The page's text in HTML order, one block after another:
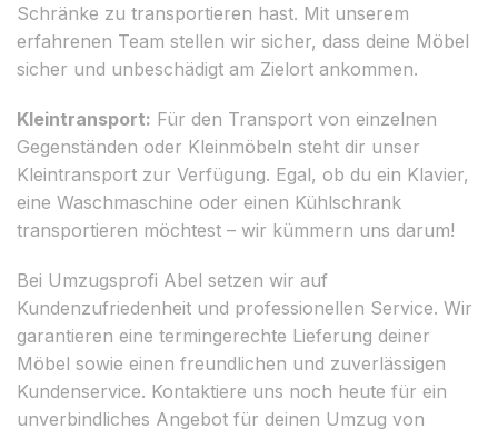
Schränke zu transportieren hast. Mit unserem
erfahrenen Team stellen wir sicher, dass deine Möbel
sicher und unbeschädigt am Zielort ankommen.
Kleintransport: Für den Transport von einzelnen
Gegenständen oder Kleinmöbeln steht dir unser
Kleintransport zur Verfügung. Egal, ob du ein Klavier,
eine Waschmaschine oder einen Kühlschrank
transportieren möchtest – wir kümmern uns darum!
Bei Umzugsprofi Abel setzen wir auf
Kundenzufriedenheit und professionellen Service. Wir
garantieren eine termingerechte Lieferung deiner
Möbel sowie einen freundlichen und zuverlässigen
Kundenservice. Kontaktiere uns noch heute für ein
unverbindliches Angebot für deinen Umzug von